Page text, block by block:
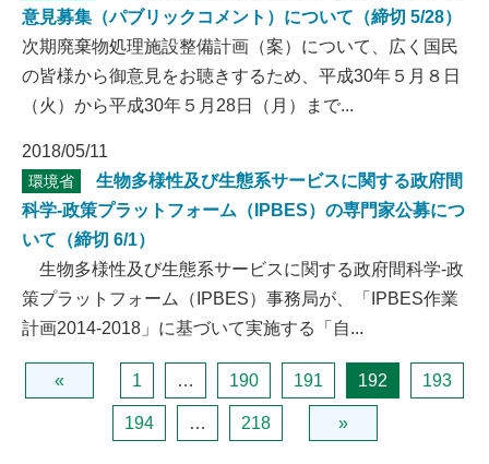
意見募集（パブリックコメント）について（締切 5/28）
次期廃棄物処理施設整備計画（案）について、広く国民
の皆様から御意見をお聴きするため、平成30年５月８日
（火）から平成30年５月28日（月）まで...
2018/05/11
環境省
生物多様性及び生態系サービスに関する政府間
科学-政策プラットフォーム（IPBES）の専門家公募につ
いて（締切 6/1）
生物多様性及び生態系サービスに関する政府間科学-政
策プラットフォーム（IPBES）事務局が、「IPBES作業
計画2014-2018」に基づいて実施する「自...
« 1 … 190 191 192 193
194 … 218 »